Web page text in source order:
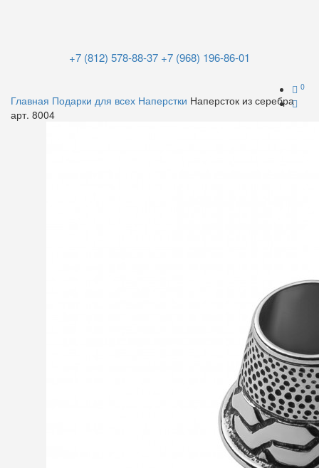
+7 (812) 578-88-37 +7 (968) 196-86-01
0
Главная Подарки для всех Наперстки Наперсток из серебра
арт. 8004